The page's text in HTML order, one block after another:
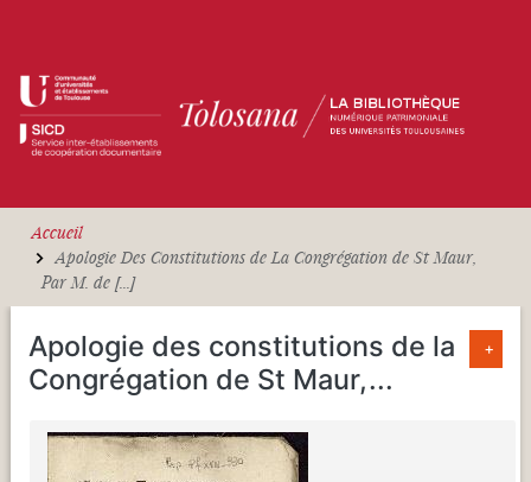
Accueil
Apologie Des Constitutions de La Congrégation de St Maur,
Par M. de [...]
Apologie des constitutions de la
Congrégation de St Maur,...
+